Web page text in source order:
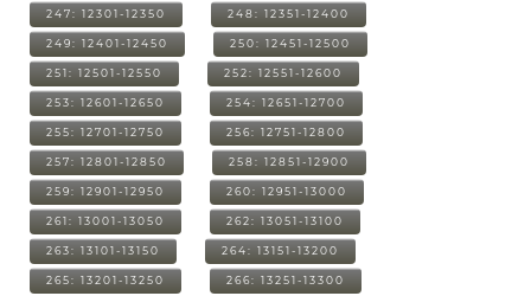
247: 12301-12350 248: 12351-12400
249: 12401-12450 250: 12451-12500
251: 12501-12550 252: 12551-12600
253: 12601-12650 254: 12651-12700
255: 12701-12750 256: 12751-12800
257: 12801-12850 258: 12851-12900
259: 12901-12950 260: 12951-13000
261: 13001-13050 262: 13051-13100
263: 13101-13150 264: 13151-13200
265: 13201-13250 266: 13251-13300